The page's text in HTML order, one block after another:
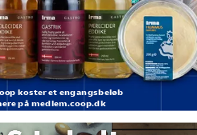
koster et engangsbeløb
på medlem.coop.dk